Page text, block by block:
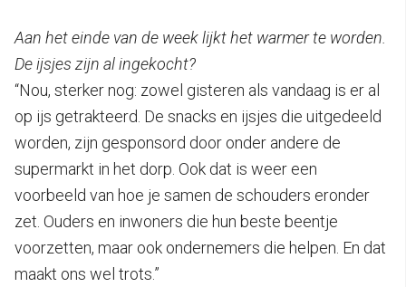
Aan het einde van de week lijkt het warmer te worden.
De ijsjes zijn al ingekocht?
“Nou, sterker nog: zowel gisteren als vandaag is er al
op ijs getrakteerd. De snacks en ijsjes die uitgedeeld
worden, zijn gesponsord door onder andere de
supermarkt in het dorp. Ook dat is weer een
voorbeeld van hoe je samen de schouders eronder
zet. Ouders en inwoners die hun beste beentje
voorzetten, maar ook ondernemers die helpen. En dat
maakt ons wel trots.”